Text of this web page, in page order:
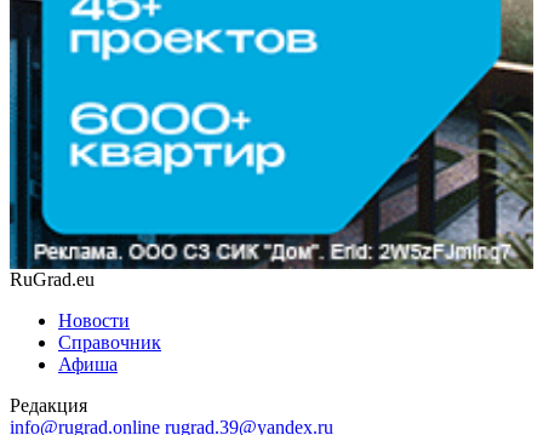
RuGrad.eu
Новости
Справочник
Афиша
Редакция
info@rugrad.online rugrad.39@yandex.ru